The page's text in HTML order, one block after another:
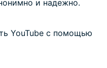
и надежно.
YouTube с помощью